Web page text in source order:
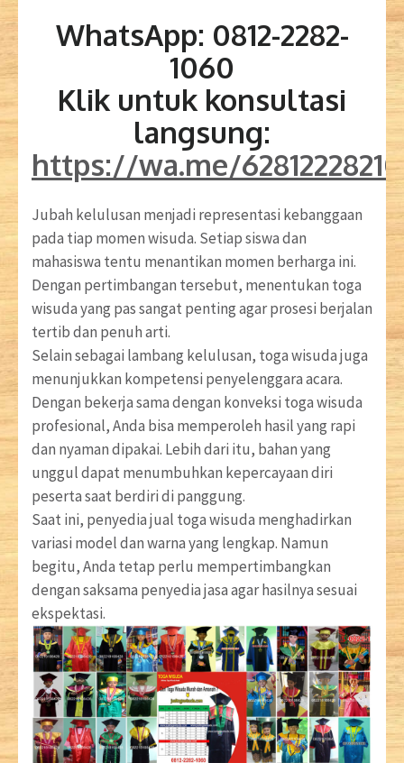
WhatsApp: 0812-2282-
1060
Klik untuk konsultasi
langsung:
https://wa.me/
Jubah kelulusan menjadi representasi kebanggaan
pada tiap momen wisuda. Setiap siswa dan
mahasiswa tentu menantikan momen berharga ini.
Dengan pertimbangan tersebut, menentukan toga
wisuda yang pas sangat penting agar prosesi berjalan
tertib dan penuh arti.
Selain sebagai lambang kelulusan, toga wisuda juga
menunjukkan kompetensi penyelenggara acara.
Dengan bekerja sama dengan konveksi toga wisuda
profesional, Anda bisa memperoleh hasil yang rapi
dan nyaman dipakai. Lebih dari itu, bahan yang
unggul dapat menumbuhkan kepercayaan diri
peserta saat berdiri di panggung.
Saat ini, penyedia jual toga wisuda menghadirkan
variasi model dan warna yang lengkap. Namun
begitu, Anda tetap perlu mempertimbangkan
dengan saksama penyedia jasa agar hasilnya sesuai
ekspektasi.